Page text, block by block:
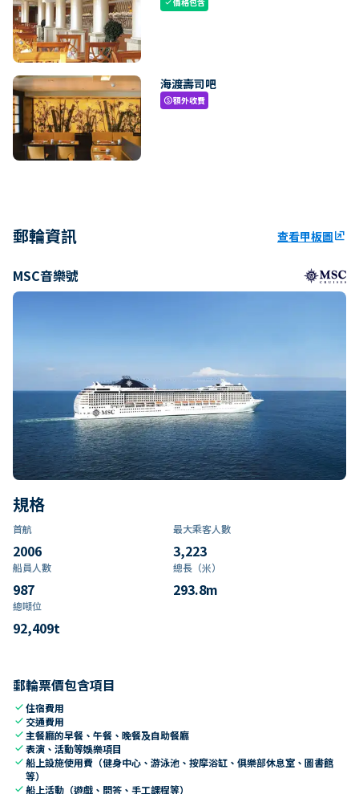
check
海渡壽司吧
paid額外收費
郵輪資訊 查看甲板圖ungroup
MSC音樂號
規格
首航
2006
最大乘客人數
3,223
船員人數
987
總長（米）
293.8m
總噸位
92,409t
郵輪票價包含項目
check住宿費用
check 交通費用
check 主餐廳的早餐、午餐、晚餐及自助餐廳
check表演、活動等娛樂項目
check船上設施使用費（健身中心、游泳池、按摩浴缸、俱樂部休息室、圖書館
等）
check船上活動（遊戲、問答、手工課程等）